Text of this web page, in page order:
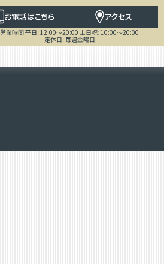
お電話はこちら アクセス
営業時間 平日：12:00～20:00 土日祝：10:00～20:00
定休日：毎週金曜日